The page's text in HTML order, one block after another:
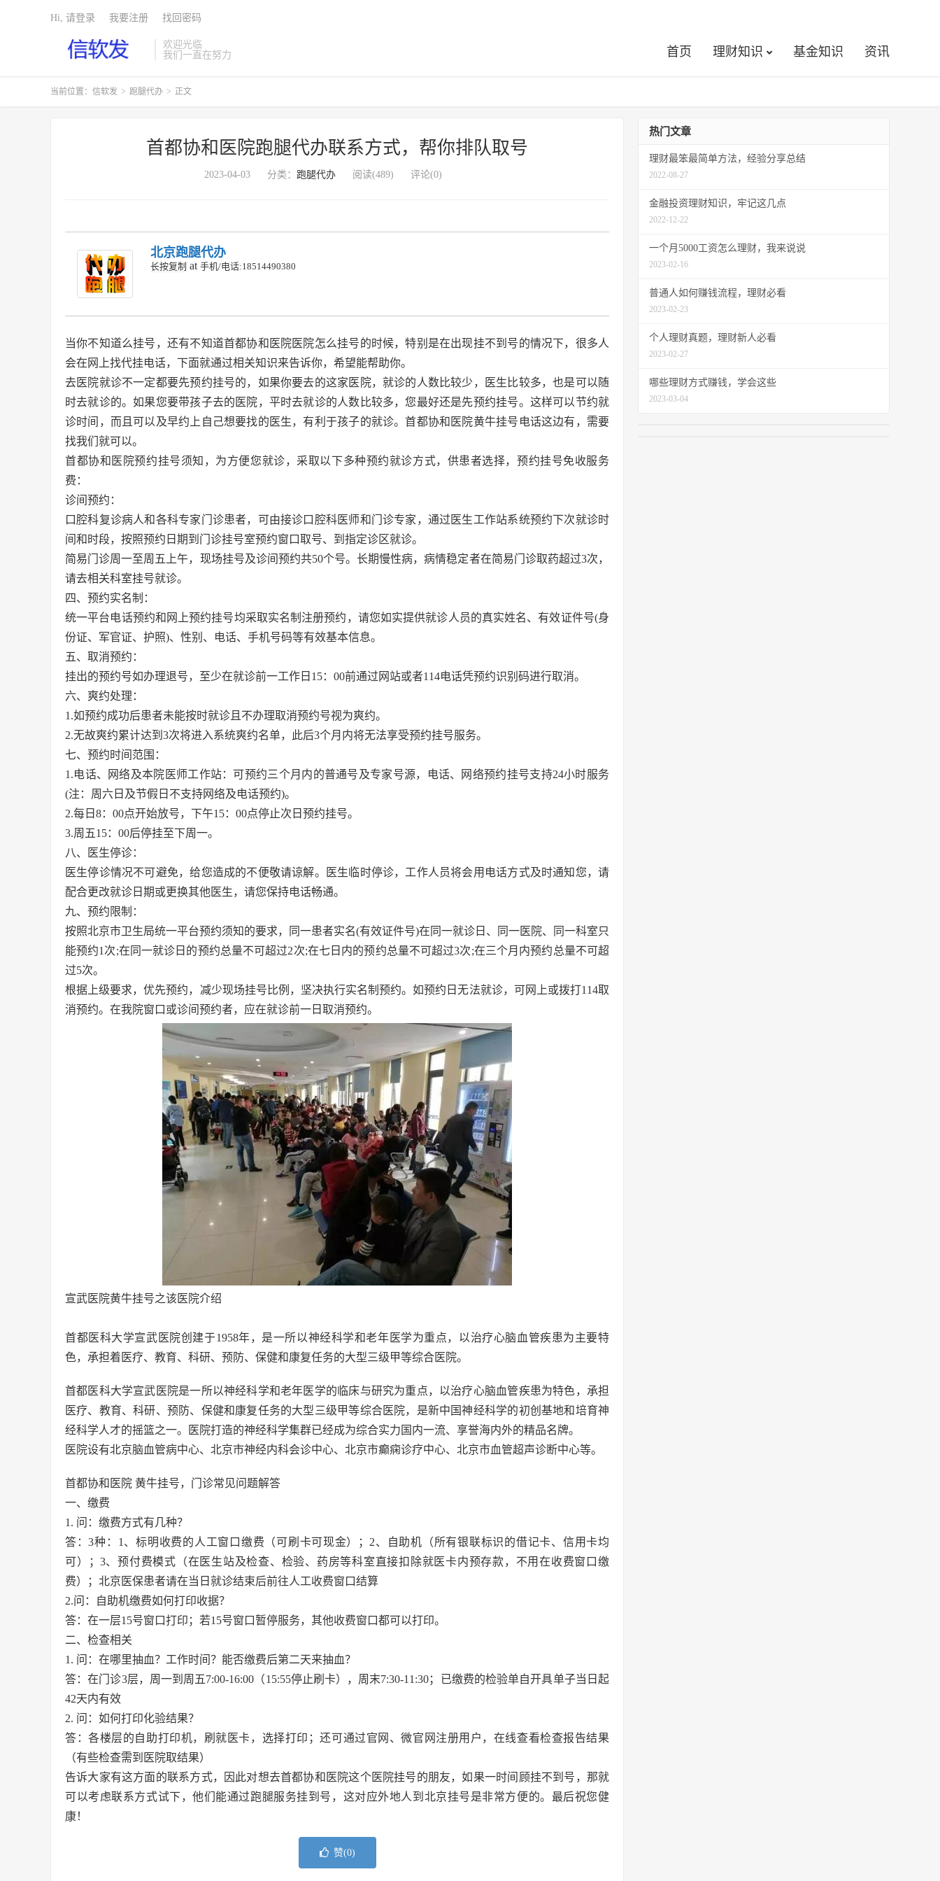
欢迎光临
我们一直在努力
首页 理财知识 基金知识 资讯
Hi, 请登录 我要注册 找回密码
当前位置： 信软发 > 跑腿代办 > 正文
首都协和医院跑腿代办联系方式，帮你排队取号
2023-04-03 分类： 跑腿代办 阅读(489) 评论(0)
北京跑腿代办
长按复制 at 手机/电话:18514490380
当你不知道么挂号，还有不知道首都协和医院医院怎么挂号的时候，特别是在出现挂不到号的情况下，很多人
会在网上找代挂电话，下面就通过相关知识来告诉你，希望能帮助你。
去医院就诊不一定都要先预约挂号的，如果你要去的这家医院，就诊的人数比较少，医生比较多，也是可以随
时去就诊的。如果您要带孩子去的医院，平时去就诊的人数比较多，您最好还是先预约挂号。这样可以节约就
诊时间，而且可以及早约上自己想要找的医生，有利于孩子的就诊。首都协和医院黄牛挂号电话这边有，需要
找我们就可以。
首都协和医院预约挂号须知，为方便您就诊，采取以下多种预约就诊方式，供患者选择，预约挂号免收服务
费：
诊间预约：
口腔科复诊病人和各科专家门诊患者，可由接诊口腔科医师和门诊专家，通过医生工作站系统预约下次就诊时
间和时段，按照预约日期到门诊挂号室预约窗口取号、到指定诊区就诊。
简易门诊周一至周五上午，现场挂号及诊间预约共50个号。长期慢性病，病情稳定者在简易门诊取药超过3次，
请去相关科室挂号就诊。
四、预约实名制：
统一平台电话预约和网上预约挂号均采取实名制注册预约，请您如实提供就诊人员的真实姓名、有效证件号(身
份证、军官证、护照)、性别、电话、手机号码等有效基本信息。
五、取消预约：
挂出的预约号如办理退号，至少在就诊前一工作日15：00前通过网站或者114电话凭预约识别码进行取消。
六、爽约处理：
1.如预约成功后患者未能按时就诊且不办理取消预约号视为爽约。
2.无故爽约累计达到3次将进入系统爽约名单，此后3个月内将无法享受预约挂号服务。
七、预约时间范围：
1.电话、网络及本院医师工作站：可预约三个月内的普通号及专家号源，电话、网络预约挂号支持24小时服务
(注：周六日及节假日不支持网络及电话预约)。
2.每日8：00点开始放号，下午15：00点停止次日预约挂号。
3.周五15：00后停挂至下周一。
八、医生停诊：
医生停诊情况不可避免，给您造成的不便敬请谅解。医生临时停诊，工作人员将会用电话方式及时通知您，请
配合更改就诊日期或更换其他医生，请您保持电话畅通。
九、预约限制：
按照北京市卫生局统一平台预约须知的要求，同一患者实名(有效证件号)在同一就诊日、同一医院、同一科室只
能预约1次;在同一就诊日的预约总量不可超过2次;在七日内的预约总量不可超过3次;在三个月内预约总量不可超
过5次。
根据上级要求，优先预约，减少现场挂号比例，坚决执行实名制预约。如预约日无法就诊，可网上或拨打114取
消预约。在我院窗口或诊间预约者，应在就诊前一日取消预约。
宣武医院黄牛挂号之该医院介绍
首都医科大学宣武医院创建于1958年，是一所以神经科学和老年医学为重点，以治疗心脑血管疾患为主要特
色，承担着医疗、教育、科研、预防、保健和康复任务的大型三级甲等综合医院。
首都医科大学宣武医院是一所以神经科学和老年医学的临床与研究为重点，以治疗心脑血管疾患为特色，承担
医疗、教育、科研、预防、保健和康复任务的大型三级甲等综合医院，是新中国神经科学的初创基地和培育神
经科学人才的摇篮之一。医院打造的神经科学集群已经成为综合实力国内一流、享誉海内外的精品名牌。
医院设有北京脑血管病中心、北京市神经内科会诊中心、北京市癫痫诊疗中心、北京市血管超声诊断中心等。
首都协和医院 黄牛挂号，门诊常见问题解答
一、缴费
1. 问：缴费方式有几种？
答：3种：1、标明收费的人工窗口缴费（可刷卡可现金）；2、自助机（所有银联标识的借记卡、信用卡均
可）；3、预付费模式（在医生站及检查、检验、药房等科室直接扣除就医卡内预存款，不用在收费窗口缴
费）；北京医保患者请在当日就诊结束后前往人工收费窗口结算
2.问：自助机缴费如何打印收据？
答：在一层15号窗口打印；若15号窗口暂停服务，其他收费窗口都可以打印。
二、检查相关
1. 问：在哪里抽血？工作时间？能否缴费后第二天来抽血？
答：在门诊3层，周一到周五7:00-16:00（15:55停止刷卡），周末7:30-11:30；已缴费的检验单自开具单子当日起
42天内有效
2. 问：如何打印化验结果？
答：各楼层的自助打印机，刷就医卡，选择打印；还可通过官网、微官网注册用户，在线查看检查报告结果
（有些检查需到医院取结果）
告诉大家有这方面的联系方式，因此对想去首都协和医院这个医院挂号的朋友，如果一时间顾挂不到号，那就
可以考虑联系方式试下，他们能通过跑腿服务挂到号，这对应外地人到北京挂号是非常方便的。最后祝您健
康！
赞(0)
热门文章
理财最笨最简单方法，经验分享总结
2022-08-27
金融投资理财知识，牢记这几点
2022-12-22
一个月5000工资怎么理财，我来说说
2023-02-16
普通人如何赚钱流程，理财必看
2023-02-23
个人理财真题，理财新人必看
2023-02-27
哪些理财方式赚钱，学会这些
2023-03-04